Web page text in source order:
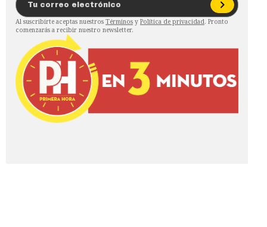
Al suscribirte aceptas nuestros Términos y Política de privacidad. Pronto
comenzarás a recibir nuestro newsletter.